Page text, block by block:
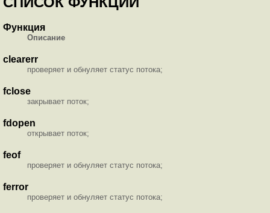
Функция
Описание
clearerr
проверяет и обнуляет статус потока;
fclose
закрывает поток;
fdopen
открывает поток;
feof
проверяет и обнуляет статус потока;
ferror
проверяет и обнуляет статус потока;